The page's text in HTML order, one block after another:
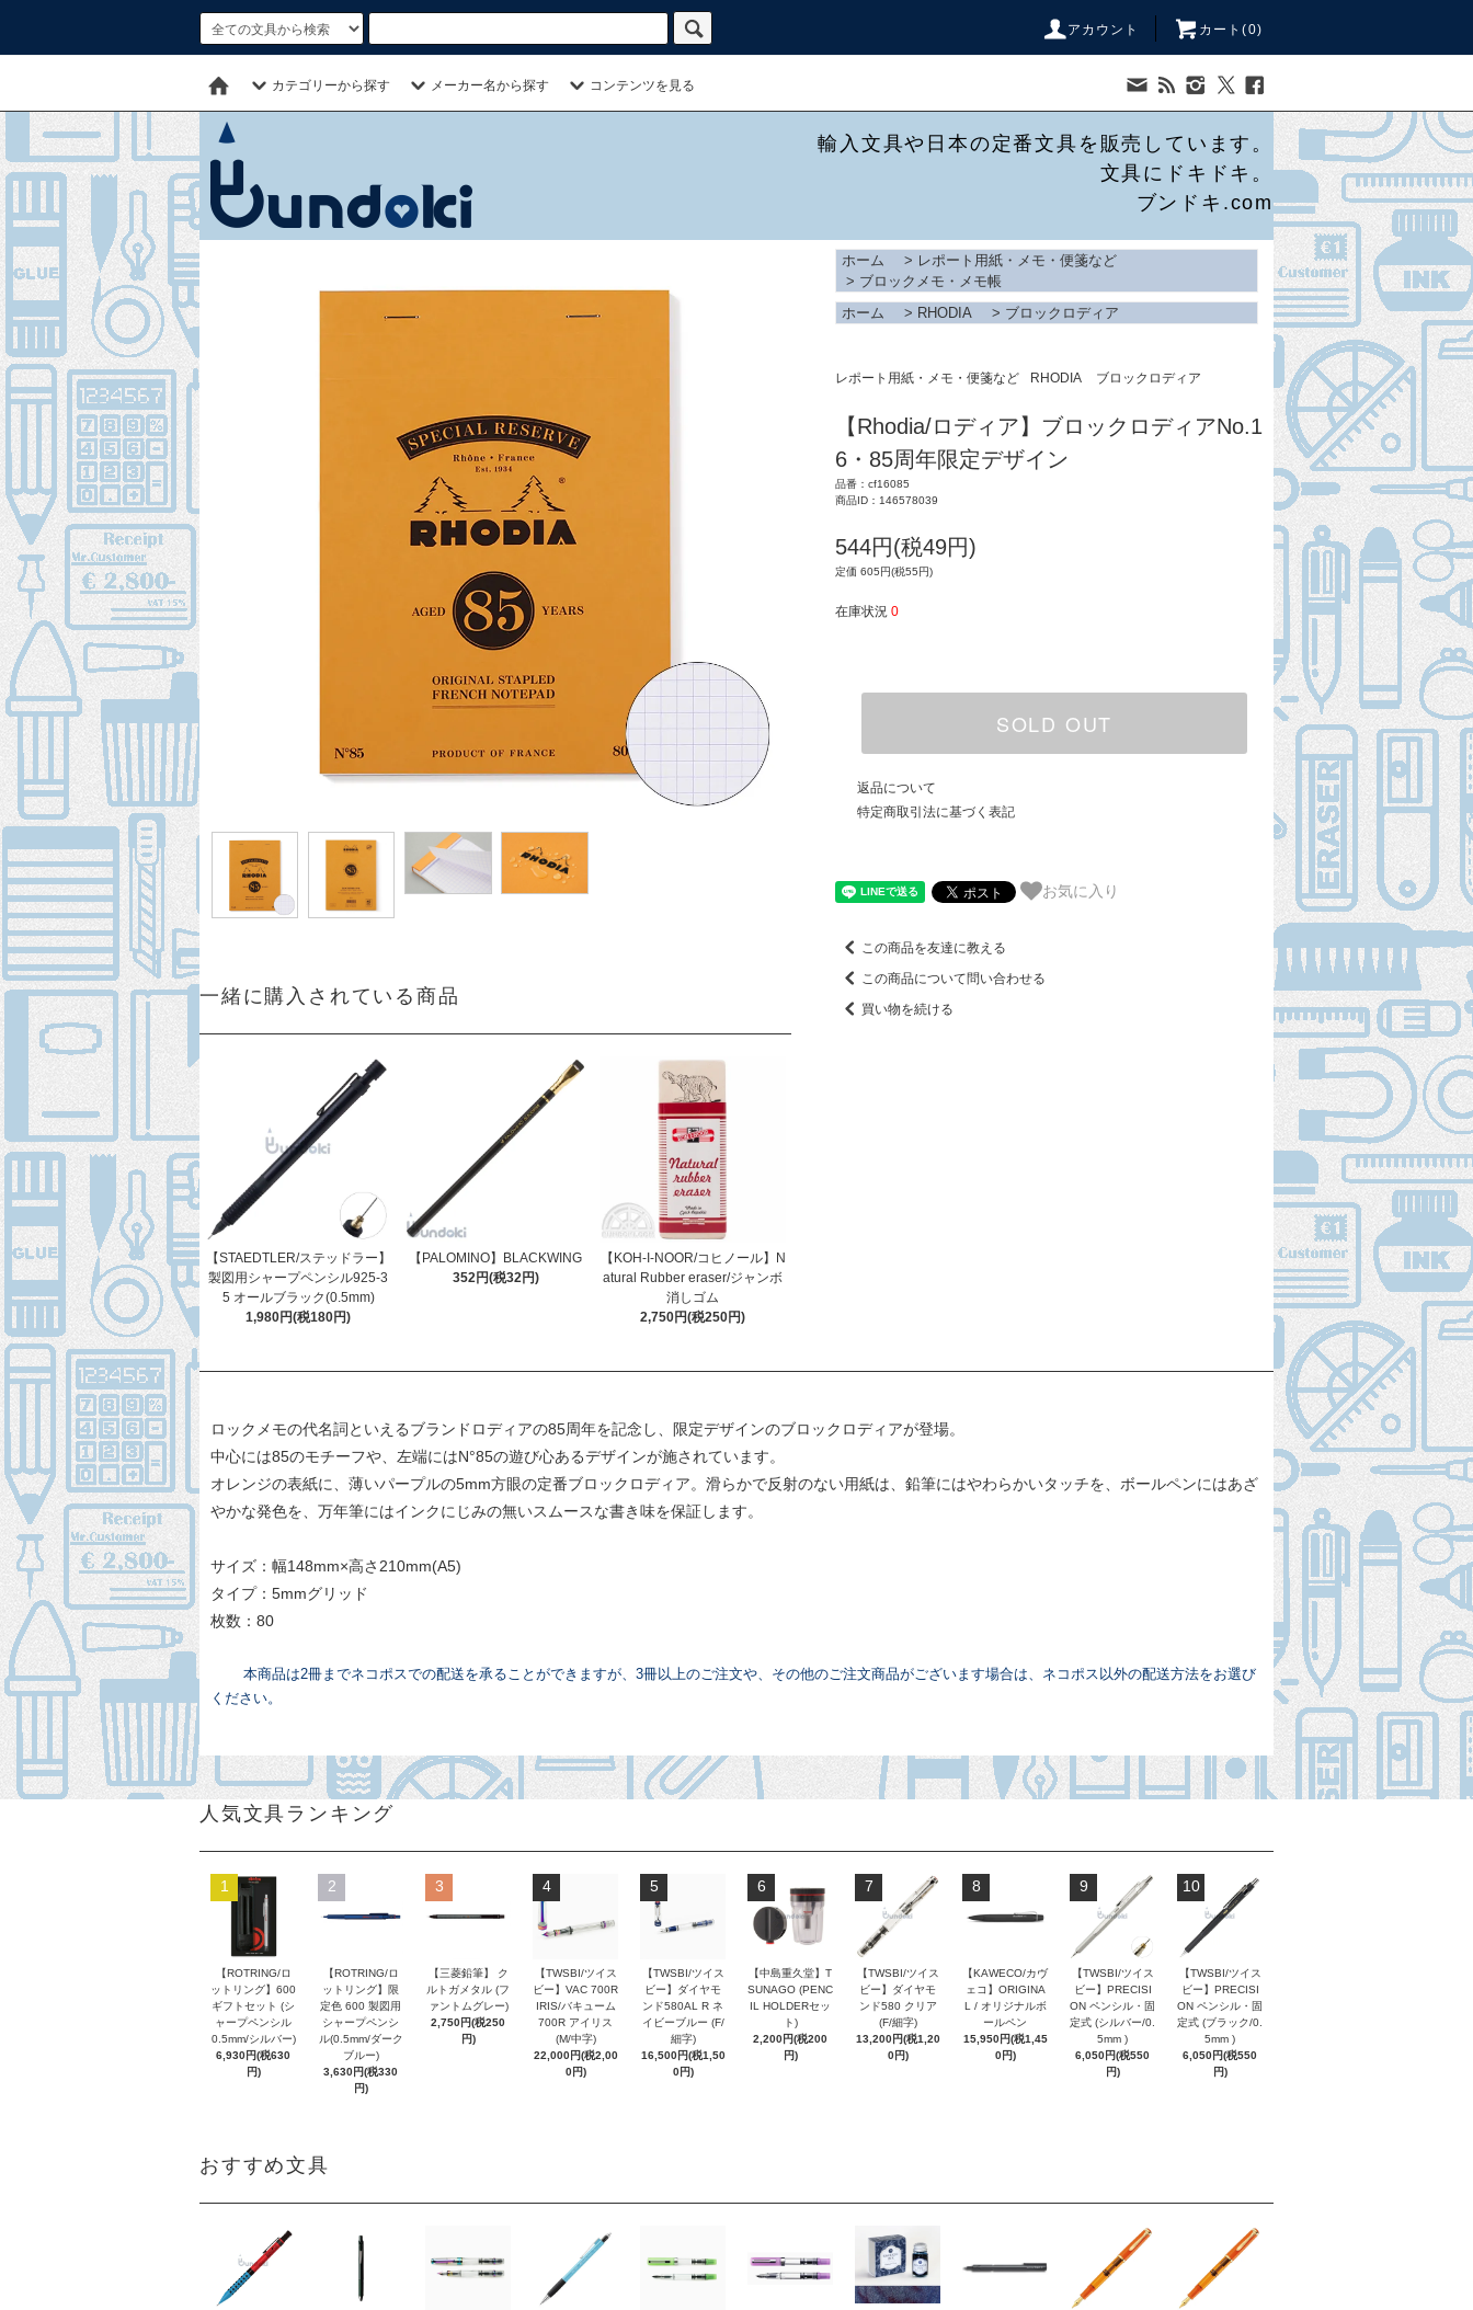
アカウント カート(0)
カテゴリーから探す メーカー名から探す コンテンツを見る
輸入文具や日本の定番文具を販売しています。
文具にドキドキ。
ブンドキ.com
一緒に購入されている商品
【STAEDTLER/ステッドラー】
製図用シャープペンシル925-3
5 オールブラック(0.5mm)
1,980円(税180円)
【PALOMINO】BLACKWING
352円(税32円)
【KOH-I-NOOR/コヒノール】N
atural Rubber eraser/ジャンボ
消しゴム
2,750円(税250円)
ホーム > レポート用紙・メモ・便箋など
> ブロックメモ・メモ帳
ホーム
> RHODIA > ブロックロディア
レポート用紙・メモ・便箋など RHODIA ブロックロディア
【Rhodia/ロディア】ブロックロディアNo.1
6・85周年限定デザイン
品番：cf16085
商品ID：146578039
544円(税49円)
定価 605円(税55円)
在庫状況 0
SOLD OUT
返品について
特定商取引法に基づく表記
お気に入り
この商品を友達に教える
この商品について問い合わせる
買い物を続ける
ロックメモの代名詞といえるブランドロディアの85周年を記念し、限定デザインのブロックロディアが登場。
中心には85のモチーフや、左端にはN°85の遊び心あるデザインが施されています。
オレンジの表紙に、薄いパープルの5mm方眼の定番ブロックロディア。滑らかで反射のない用紙は、鉛筆にはやわらかいタッチを、ボールペンにはあざ
やかな発色を、万年筆にはインクにじみの無いスムースな書き味を保証します。
サイズ：幅148mm×高さ210mm(A5)
タイプ：5mmグリッド
枚数：80
本商品は2冊までネコポスでの配送を承ることができますが、3冊以上のご注文や、その他のご注文商品がございます場合は、ネコポス以外の配送方法をお選び
ください。
人気文具ランキング
1
【ROTRING/ロ
ットリング】600
ギフトセット (シ
ャープペンシル
0.5mm/シルバー)
6,930円(税630
円)
2
【ROTRING/ロ
ットリング】限
定色 600 製図用
シャープペンシ
ル(0.5mm/ダーク
ブルー)
3,630円(税330
円)
3
【三菱鉛筆】 ク
ルトガメタル (フ
ァントムグレー)
2,750円(税250
円)
4
【TWSBI/ツイス
ビー】VAC 700R
IRIS/バキューム
700R アイリス
(M/中字)
22,000円(税2,00
0円)
5
【TWSBI/ツイス
ビー】ダイヤモ
ンド580AL R ネ
イビーブルー (F/
細字)
16,500円(税1,50
0円)
6
【中島重久堂】T
SUNAGO (PENC
IL HOLDERセッ
ト)
2,200円(税200
円)
7
【TWSBI/ツイス
ビー】ダイヤモ
ンド580 クリア
(F/細字)
13,200円(税1,20
0円)
8
【KAWECO/カヴ
ェコ】ORIGINA
L / オリジナルボ
ールペン
15,950円(税1,45
0円)
9
【TWSBI/ツイス
ビー】PRECISI
ON ペンシル・固
定式 (シルバー/0.
5mm )
6,050円(税550
円)
10
【TWSBI/ツイス
ビー】PRECISI
ON ペンシル・固
定式 (ブラック/0.
5mm )
6,050円(税550
円)
おすすめ文具